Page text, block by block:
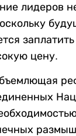
лидеров
заплатить
цену.